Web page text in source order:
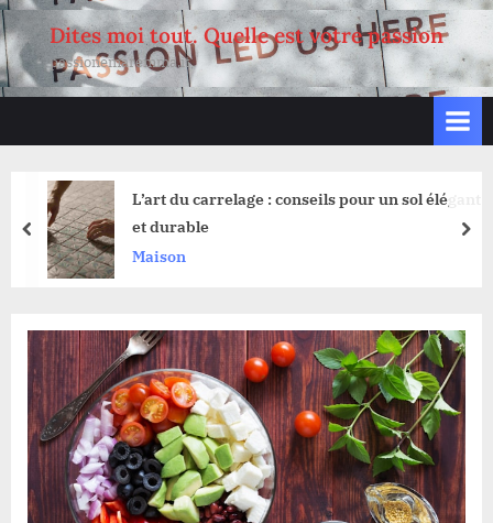
Skip
to
content
Dites moi tout. Quelle est votre passion
passionemaremma.it
L’art du carrelage : conseils pour un sol élégant
et durable
Maison
prev